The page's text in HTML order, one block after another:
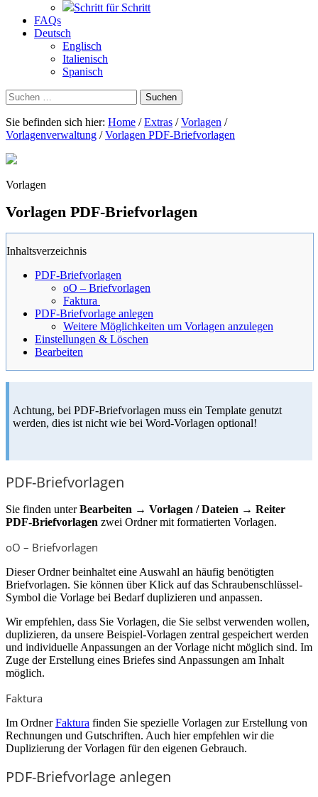
Schritt für Schritt
FAQs
Deutsch
Englisch
Italienisch
Spanisch
Suchen
nach:
Sie befinden sich hier: Home /Extras /Vorlagen /
Vorlagenverwaltung /Vorlagen PDF-Briefvorlagen
Vorlagen
Vorlagen PDF-Briefvorlagen
Inhaltsverzeichnis
PDF-Briefvorlagen
oO – Briefvorlagen
Faktura
PDF-Briefvorlage anlegen
Weitere Möglichkeiten um Vorlagen anzulegen
Einstellungen & Löschen
Bearbeiten
Achtung, bei PDF-Briefvorlagen muss ein Template genutzt
werden, dies ist nicht wie bei Word-Vorlagen optional!
PDF-Briefvorlagen
Sie finden unterBearbeiten → Vorlagen / Dateien → Reiter
PDF-Briefvorlagen zwei Ordner mit formatierten Vorlagen.
oO – Briefvorlagen
Dieser Ordner beinhaltet eine Auswahl an häufig benötigten
Briefvorlagen. Sie können über Klick auf das Schraubenschlüssel-
Symbol die Vorlage bei Bedarf duplizieren und anpassen.
Wir empfehlen, dass Sie Vorlagen, die Sie selbst verwenden wollen,
duplizieren, da unsere Beispiel-Vorlagen zentral gespeichert werden
und individuelle Anpassungen an der Vorlage nicht möglich sind. Im
Zuge der Erstellung eines Briefes sind Anpassungen am Inhalt
möglich.
Faktura
Im OrdnerFaktura finden Sie spezielle Vorlagen zur Erstellung von
Rechnungen und Gutschriften. Auch hier empfehlen wir die
Duplizierung der Vorlagen für den eigenen Gebrauch.
PDF-Briefvorlage anlegen